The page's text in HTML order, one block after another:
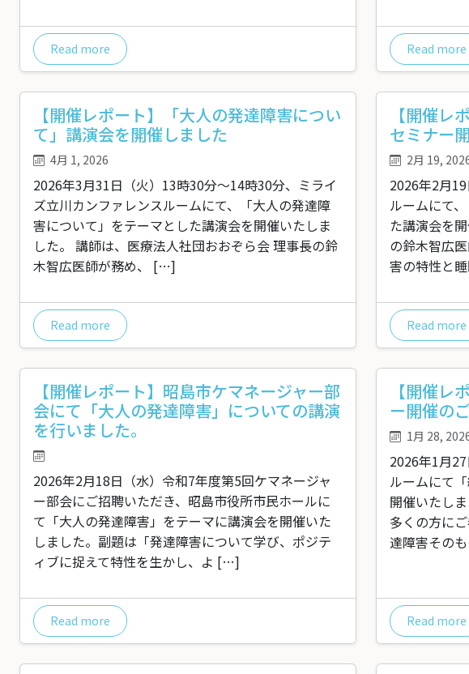
Read more Read more
【開催レポート】「大人の発達障害につい
て」講演会を開催しました
4月 1, 2026
2026年3月31日（火）13時30分～14時30分、ミライ
ズ立川カンファレンスルームにて、「大人の発達障
害について」をテーマとした講演会を開催いたしま
した。 講師は、医療法人社団おおぞら会 理事長の鈴
木智広医師が務め、 […]
Read more
【開催レ
セミナー
2月 19,
2026年2月
ルームにて
た講演会を
の鈴木智広
害の特性と
Read more
【開催レポート】昭島市ケマネージャー部
会にて「大人の発達障害」についての講演
を行いました。
2026年2月18日（水）令和7年度第5回ケマネージャ
ー部会にご招聘いただき、昭島市役所市民ホールに
て「大人の発達障害」をテーマに講演会を開催いた
しました。副題は「発達障害について学び、ポジテ
ィブに捉えて特性を生かし、よ […]
Read more
【開催レ
ー開催の
1月 28,
2026年1月
ルームにて
開催いたし
多くの方に
達障害その
Read more